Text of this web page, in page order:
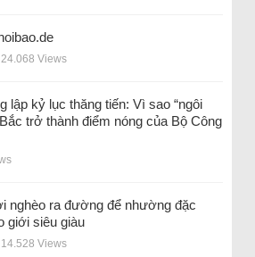
Views
lập kỷ lục thăng tiến: Vì sao “ngôi
trở thành điểm nóng của Bộ Công
nghèo ra đường để nhường đặc
giới siêu giàu
Views